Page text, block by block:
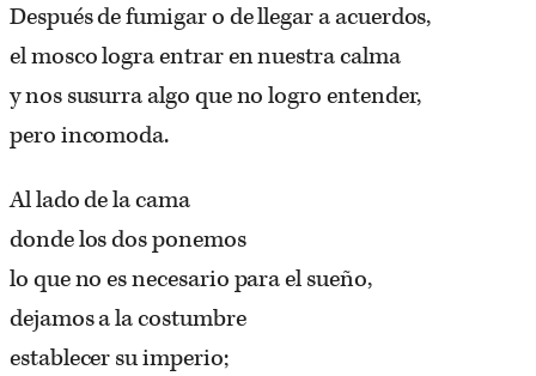
Después de fumigar o de llegar a acuerdos,
el mosco logra entrar en nuestra calma
y nos susurra algo que no logro entender,
pero incomoda.
Al lado de la cama
donde los dos ponemos
lo que no es necesario para el sueño,
dejamos a la costumbre
establecer su imperio;